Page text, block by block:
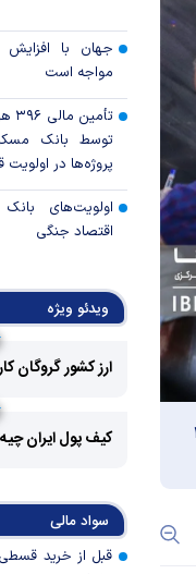
سال ۱۴۰۳ بالغ بر ۲
جهان با
مواجه است
توسط بانک
پروژه‌ها در اولویت
اولویت‌های
اقتصاد جنگی
امروز پنجشنبه ۱۵ مرداد ۱۴۰۵
سقوط ارزهای
کارت‌های بازرگانی
رکوردشکنی قیمت
جهانی
مسکن به
هرمزگان
کالابرگ سه دهک
ویدئو ویژه
ارز کشور گروگان
کیف پول ایران
سواد مالی